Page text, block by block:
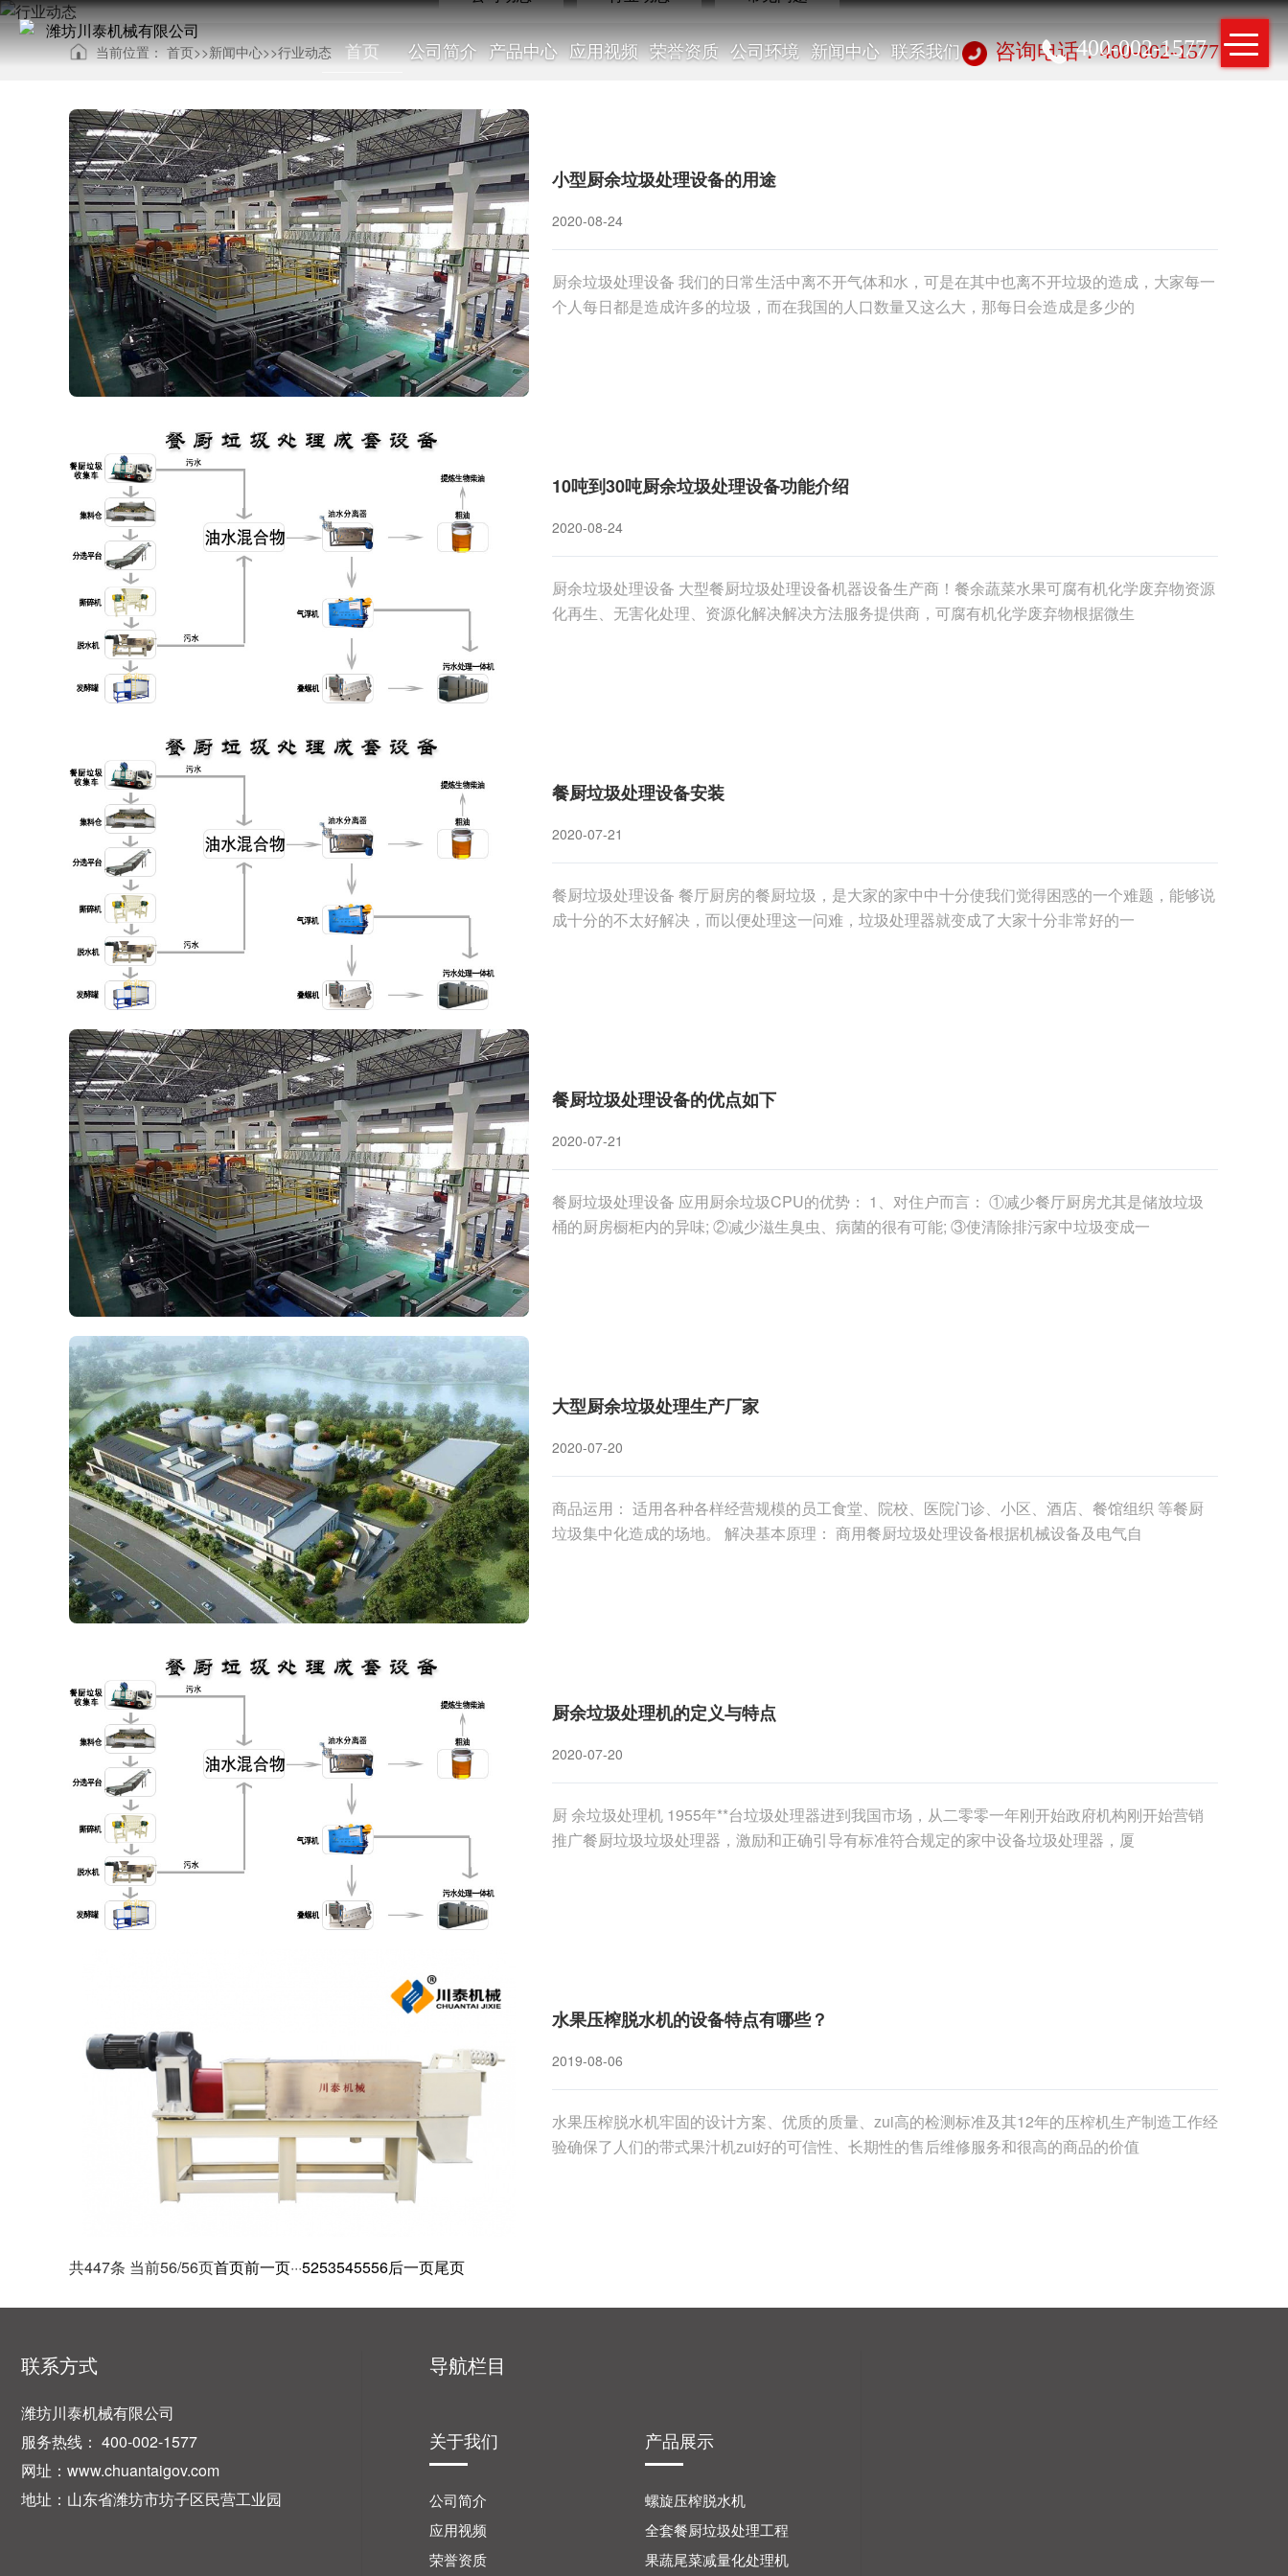
400-002-1577
首页 公司简介 产品中心 应用视频 荣誉资质 公司环境 新闻中心 联系我们
行业动态
NEWS
当前位置：首页>>新闻中心>>行业动态 咨询电话：400-002-1577
小型厨余垃圾处理设备的用途
2020-08-24
厨余垃圾处理设备 我们的日常生活中离不开气体和水，可是在其中也离不开垃圾的造成，大家每一
个人每日都是造成许多的垃圾，而在我国的人口数量又这么大，那每日会造成是多少的
10吨到30吨厨余垃圾处理设备功能介绍
2020-08-24
厨余垃圾处理设备 大型餐厨垃圾处理设备机器设备生产商！餐余蔬菜水果可腐有机化学废弃物资源
化再生、无害化处理、资源化解决解决方法服务提供商，可腐有机化学废弃物根据微生
餐厨垃圾处理设备安装
2020-07-21
餐厨垃圾处理设备 餐厅厨房的餐厨垃圾，是大家的家中中十分使我们觉得困惑的一个难题，能够说
成十分的不太好解决，而以便处理这一问难，垃圾处理器就变成了大家十分非常好的一
餐厨垃圾处理设备的优点如下
2020-07-21
餐厨垃圾处理设备 应用厨余垃圾CPU的优势： 1、对住户而言： ①减少餐厅厨房尤其是储放垃圾
桶的厨房橱柜内的异味; ②减少滋生臭虫、病菌的很有可能; ③使清除排污家中垃圾变成一
大型厨余垃圾处理生产厂家
2020-07-20
商品运用： 适用各种各样经营规模的员工食堂、院校、医院门诊、小区、酒店、餐馆组织 等餐厨
垃圾集中化造成的场地。 解决基本原理： 商用餐厨垃圾处理设备根据机械设备及电气自
厨余垃圾处理机的定义与特点
2020-07-20
厨 余垃圾处理机 1955年**台垃圾处理器进到我国市场，从二零零一年刚开始政府机构刚开始营销
推广餐厨垃圾垃圾处理器，激励和正确引导有标准符合规定的家中设备垃圾处理器，厦
水果压榨脱水机的设备特点有哪些？
2019-08-06
水果压榨脱水机牢固的设计方案、优质的质量、zui高的检测标准及其12年的压榨机生产制造工作经
验确保了人们的带式果汁机zui好的可信性、长期性的售后维修服务和很高的商品的价值
共447条 当前56/56页首页前一页···5253545556后一页尾页
联系方式
潍坊川泰机械有限公司
服务热线： 400-002-1577
网址：www.chuantaigov.com
地址：山东省潍坊市坊子区民营工业园
导航栏目
关于我们
公司简介
应用视频
荣誉资质
产品展示
螺旋压榨脱水机
全套餐厨垃圾处理工程
果蔬尾菜减量化处理机